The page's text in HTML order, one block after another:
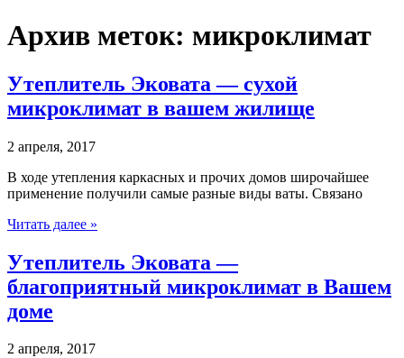
Архив меток: микроклимат
Утеплитель Эковата — сухой
микроклимат в вашем жилище
2 апреля, 2017
В ходе утепления каркасных и прочих домов широчайшее
применение получили самые разные виды ваты. Связано
Читать далее »
Утеплитель Эковата —
благоприятный микроклимат в Вашем
доме
2 апреля, 2017